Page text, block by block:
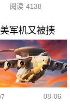
阅读 4138
军机又被揍
08-06